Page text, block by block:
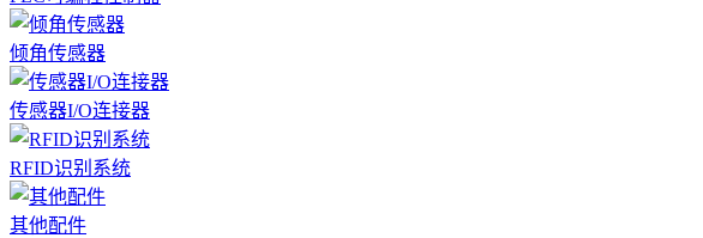
倾角传感器
传感器I/O连接器
RFID识别系统
其他配件